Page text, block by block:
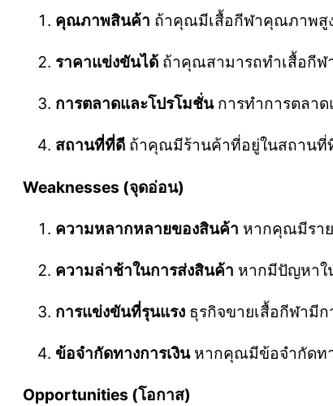
คุณภาพสินค้า ถ้าคุณมีเสื้อกีฬาคุณภาพสู
ราคาแข่งขันได้ ถ้าคุณสามารถทำเสื้อกี
การตลาดและโปรโมชั่นการทำการตลาด
สถานที่ที่ดี ถ้าคุณมีร้านค้าที่อยู่ในสถานที่
Weaknesses (จุดอ่อน)
ความหลากหลายของสินค้า หากคุณมีรา
ความล่าช้าในการส่งสินค้า หากมีปัญหาใ
การแข่งขันที่รุนแรง ธุรกิจขายเสื้อกีฬามี
ข้อจำกัดทางการเงินหากคุณมีข้อจำกัดทา
Opportunities (โอกาส)